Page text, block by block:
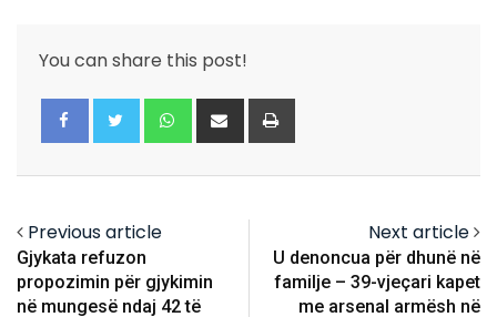
You can share this post!
Whatsapp
Share
via
Previous article
Gjykata refuzon
propozimin për gjykimin
në mungesë ndaj 42 të
Next article
U denoncua për dhunë në
familje – 39-vjeçari kapet
me arsenal armësh në